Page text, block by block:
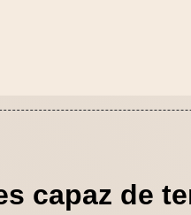
capaz de